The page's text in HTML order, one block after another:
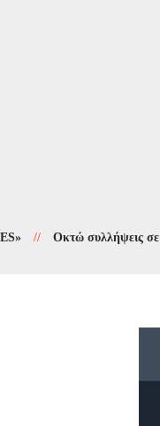
// Οκτώ συλλήψεις σε δέκα